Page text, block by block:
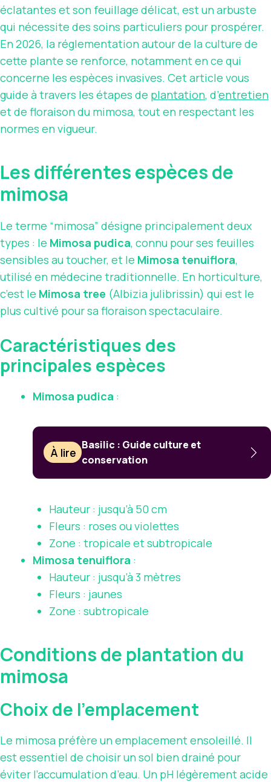
éclatantes et son feuillage délicat, est un arbuste
qui nécessite des soins particuliers pour prospérer.
En 2026, la réglementation autour de la culture de
cette plante se renforce, notamment en ce qui
concerne les espèces invasives. Cet article vous
guide à travers les étapes de plantation, d’entretien
et de floraison du mimosa, tout en respectant les
normes en vigueur.
Les différentes espèces de
mimosa
Le terme “mimosa” désigne principalement deux
types : le Mimosa pudica, connu pour ses feuilles
sensibles au toucher, et le Mimosa tenuiflora,
utilisé en médecine traditionnelle. En horticulture,
c’est le Mimosa tree (Albizia julibrissin) qui est le
plus cultivé pour sa floraison spectaculaire.
Caractéristiques des
principales espèces
Mimosa pudica :
À lire
Basilic : Guide culture et
conservation
Hauteur : jusqu’à 50 cm
Fleurs : roses ou violettes
Zone : tropicale et subtropicale
Mimosa tenuiflora :
Hauteur : jusqu’à 3 mètres
Fleurs : jaunes
Zone : subtropicale
Conditions de plantation du
mimosa
Choix de l’emplacement
Le mimosa préfère un emplacement ensoleillé. Il
est essentiel de choisir un sol bien drainé pour
éviter l’accumulation d’eau. Un pH légèrement acide